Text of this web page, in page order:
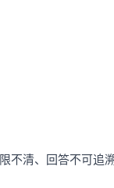
不清、回答不可追